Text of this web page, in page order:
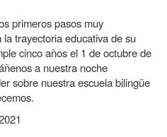
primeros pasos muy
trayectoria educativa de su
cinco años el 1 de octubre de
a nuestra noche
sobre nuestra escuela bilingüe